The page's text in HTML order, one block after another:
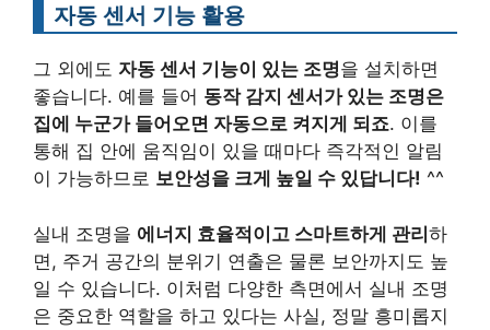
자동 센서 기능 활용
그 외에도 자동 센서 기능이 있는 조명을 설치하면
좋습니다. 예를 들어 동작 감지 센서가 있는 조명은
집에 누군가 들어오면 자동으로 켜지게 되죠. 이를
통해 집 안에 움직임이 있을 때마다 즉각적인 알림
이 가능하므로 보안성을 크게 높일 수 있답니다! ^^
실내 조명을 에너지 효율적이고 스마트하게 관리하
면, 주거 공간의 분위기 연출은 물론 보안까지도 높
일 수 있습니다. 이처럼 다양한 측면에서 실내 조명
은 중요한 역할을 하고 있다는 사실, 정말 흥미롭지